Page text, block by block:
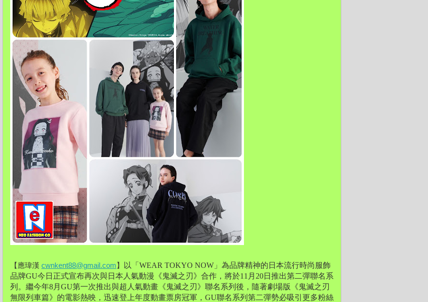
【應瑋漢 cwnkent88@gmail.com 】
以「WEAR TOKYO NOW」為品牌精神的日本流行時尚服飾
品牌GU今日正式宣布再次與日本人氣動漫《鬼滅之刃》合作，將於11月20日推出第二彈聯名系
列。繼今年8月GU第一次推出與超人氣動畫《鬼滅之刃》聯名系列後，隨著劇場版《鬼滅之刃
無限列車篇》的電影熱映，迅速登上年度動畫票房冠軍，GU聯名系列第二彈勢必吸引更多粉絲